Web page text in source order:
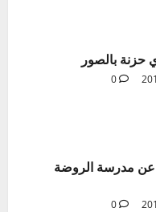
حزنة بالصور
0
مدرسة الروضة
0